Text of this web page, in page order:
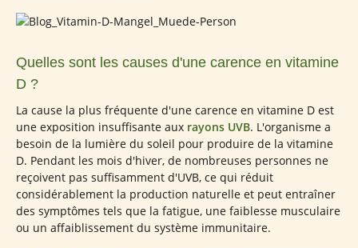
Quelles sont les causes d'une carence en vitamine
D ?
La cause la plus fréquente d'une carence en vitamine D est
une exposition insuffisante aux rayons UVB. L'organisme a
besoin de la lumière du soleil pour produire de la vitamine
D. Pendant les mois d'hiver, de nombreuses personnes ne
reçoivent pas suffisamment d'UVB, ce qui réduit
considérablement la production naturelle et peut entraîner
des symptômes tels que la fatigue, une faiblesse musculaire
ou un affaiblissement du système immunitaire.